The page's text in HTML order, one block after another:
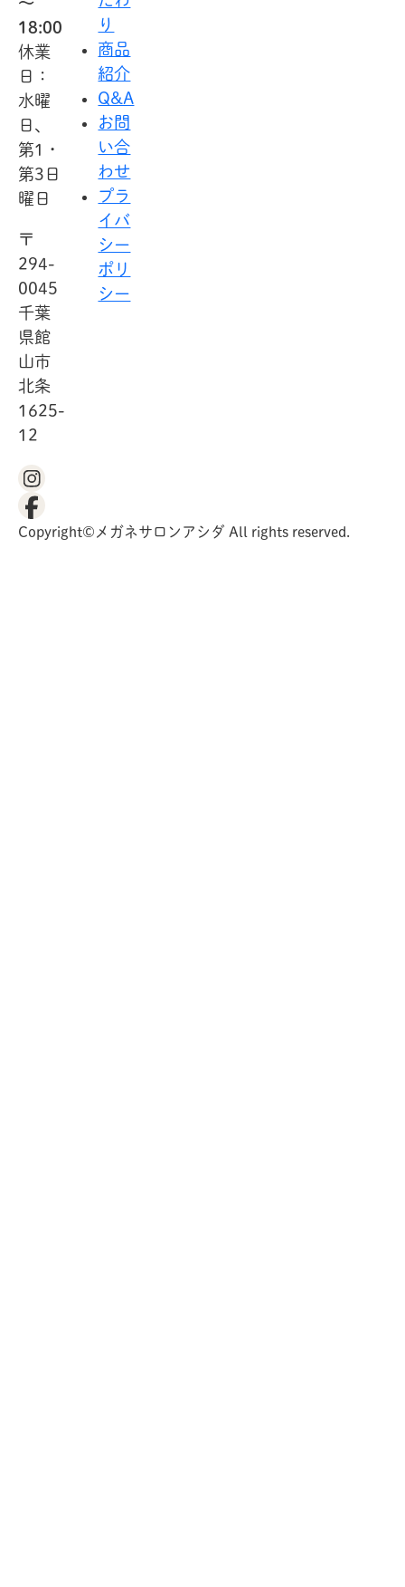
18:00
休業
日：
水曜
日、
第1・
第3日
曜日
〒
294-
0045
千葉
県館
山市
北条
1625-
12
り
商品
紹介
Q&A
お問
い合
わせ
プラ
イバ
シー
ポリ
シー
Copyright©メガネサロンアシダ All rights reserved.